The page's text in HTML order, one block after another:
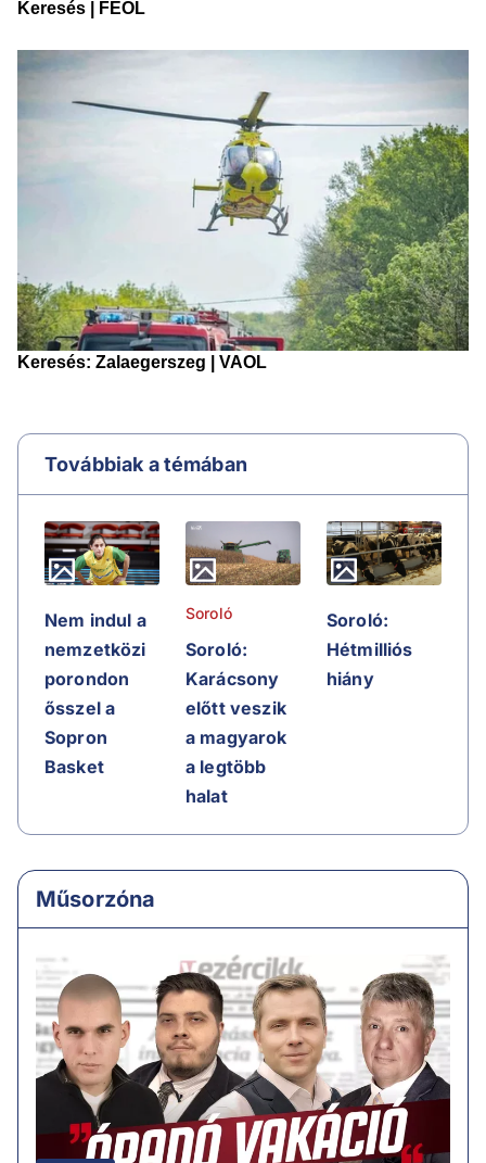
Továbbiak a témában
Nem indul a
nemzetközi
porondon
ősszel a
Sopron
Basket
Soroló
Soroló:
Karácsony
előtt veszik
a magyarok
a legtöbb
halat
Soroló:
Hétmilliós
hiány
Műsorzóna